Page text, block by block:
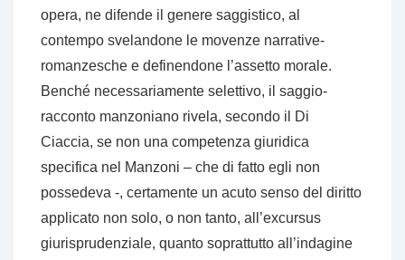
opera, ne difende il genere saggistico, al
contempo svelandone le movenze narrative-
romanzesche e definendone l’assetto morale.
Benché necessariamente selettivo, il saggio-
racconto manzoniano rivela, secondo il Di
Ciaccia, se non una competenza giuridica
specifica nel Manzoni – che di fatto egli non
possedeva -, certamente un acuto senso del diritto
applicato non solo, o non tanto, all’excursus
giurisprudenziale, quanto soprattutto all’indagine